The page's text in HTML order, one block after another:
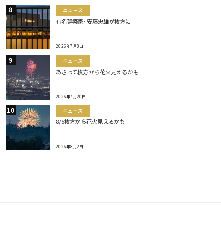
ニュース
有名建築家･安藤忠雄が枚方に
2026年7月8日
ニュース
あさって枚方から花火見えるかも
2026年7月20日
ニュース
8/5枚方から花火見えるかも
2026年8月2日